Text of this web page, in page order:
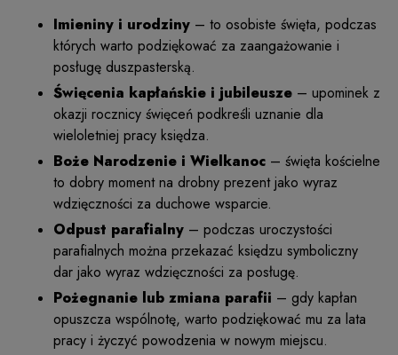
Imieniny i urodziny – to osobiste święta, podczas
których warto podziękować za zaangażowanie i
posługę duszpasterską.
Święcenia kapłańskie i jubileusze – upominek z
okazji rocznicy święceń podkreśli uznanie dla
wieloletniej pracy księdza.
Boże Narodzenie i Wielkanoc – święta kościelne
to dobry moment na drobny prezent jako wyraz
wdzięczności za duchowe wsparcie.
Odpust parafialny – podczas uroczystości
parafialnych można przekazać księdzu symboliczny
dar jako wyraz wdzięczności za posługę.
Pożegnanie lub zmiana parafii – gdy kapłan
opuszcza wspólnotę, warto podziękować mu za lata
pracy i życzyć powodzenia w nowym miejscu.